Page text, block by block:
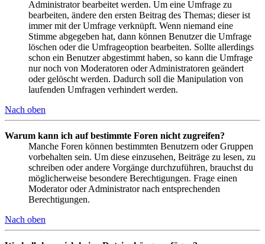
Administrator bearbeitet werden. Um eine Umfrage zu
bearbeiten, ändere den ersten Beitrag des Themas; dieser ist
immer mit der Umfrage verknüpft. Wenn niemand eine
Stimme abgegeben hat, dann können Benutzer die Umfrage
löschen oder die Umfrageoption bearbeiten. Sollte allerdings
schon ein Benutzer abgestimmt haben, so kann die Umfrage
nur noch von Moderatoren oder Administratoren geändert
oder gelöscht werden. Dadurch soll die Manipulation von
laufenden Umfragen verhindert werden.
Nach oben
Warum kann ich auf bestimmte Foren nicht zugreifen?
Manche Foren können bestimmten Benutzern oder Gruppen
vorbehalten sein. Um diese einzusehen, Beiträge zu lesen, zu
schreiben oder andere Vorgänge durchzuführen, brauchst du
möglicherweise besondere Berechtigungen. Frage einen
Moderator oder Administrator nach entsprechenden
Berechtigungen.
Nach oben